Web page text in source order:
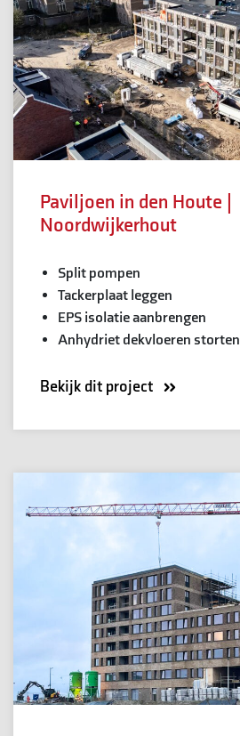
Paviljoen in den Houte |
Noordwijkerhout
Split pompen
Tackerplaat leggen
EPS isolatie aanbrengen
Anhydriet dekvloeren storten
Bekijk dit project